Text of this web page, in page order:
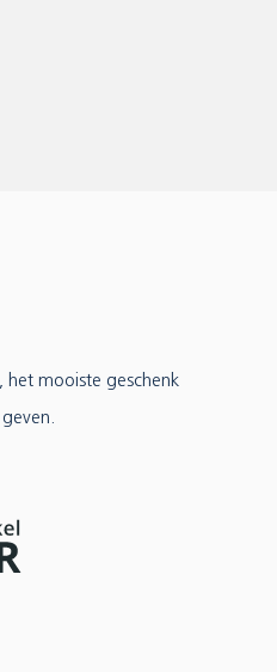
het mooiste geschenk